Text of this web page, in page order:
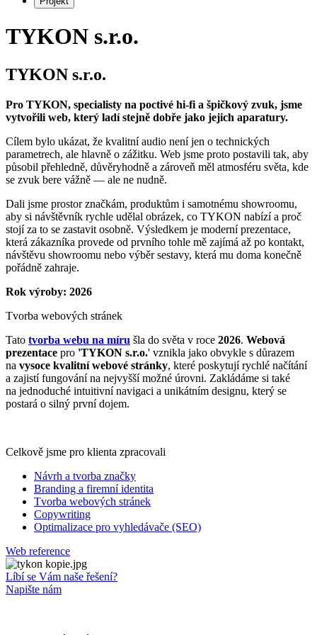
TYKON s.r.o.
TYKON s.r.o.
Pro TYKON, specialisty na poctivé hi-fi a špičkový zvuk, jsme
vytvořili web, který ladí stejně dobře jako jejich aparatury.
Cílem bylo ukázat, že kvalitní audio není jen o technických
parametrech, ale hlavně o zážitku. Web jsme proto postavili tak, aby
působil přehledně, důvěryhodně a zároveň měl atmosféru světa, kde
se zvuk bere vážně — ale ne nudně.
Dali jsme prostor značkám, produktům i samotnému showroomu,
aby si návštěvník rychle udělal obrázek, co TYKON nabízí a proč
stojí za to se zastavit osobně. Výsledkem je moderní prezentace,
která zákazníka provede od prvního tohle mě zajímá až po kontakt,
návštěvu showroomu nebo výběr sestavy, která mu doma konečně
pořádně zahraje.
Rok výroby: 2026
Tvorba webových stránek
Tato tvorba webu na míru šla do světa v roce 2026. Webová
prezentace pro 'TYKON s.r.o.' vznikla jako obvykle s důrazem
na vysoce kvalitní webové stránky, které poskytují rychlé načítání
a zajistí fungování na nejvyšší možné úrovni. Zakládáme si také
na jednoduché intuitivní navigaci a unikátním designu, který se
postará o silný první dojem.
Celkově jsme pro klienta zpracovali
Návrh a tvorba značky
Branding a firemní identita
Tvorba webových stránek
Copywriting
Optimalizace pro vyhledávače (SEO)
Web reference
Líbí se Vám naše řešení?
Napište nám